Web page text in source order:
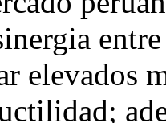
elevados